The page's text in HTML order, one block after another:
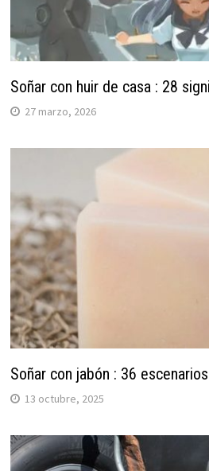
Soñar con huir de casa : 28
27 marzo, 2026
Soñar con jabón : 36
13 octubre, 2025